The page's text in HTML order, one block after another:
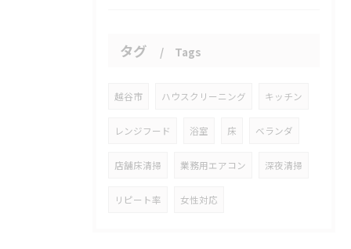
タグ Tags
越谷市 ハウスクリーニング キッチン
レンジフード 浴室 床 ベランダ
店舗床清掃 業務用エアコン 深夜清掃
リピート率 女性対応